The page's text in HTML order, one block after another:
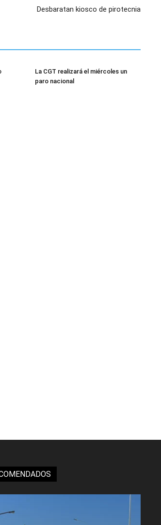
Desbaratan kiosco de pirotecnia
La CGT realizará el miércoles un
paro nacional